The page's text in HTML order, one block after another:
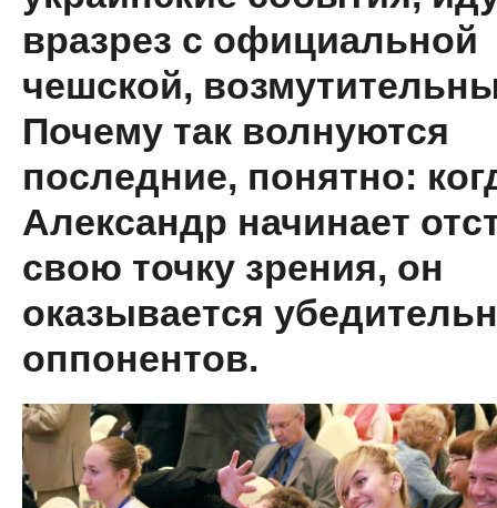
вразрез с официальной
чешской,
Почему так волнуются
последние, понятно:
Александр начинает
свою точку зрения, он
оказывается
оппонентов.